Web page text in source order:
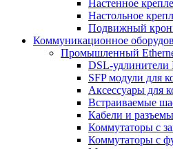
Настенное
Настольное
Подвижный
Коммуникационное
Промышленный
DSL-удлинители
SFP модули для
Аксессуары для
Встраиваемые
Кабели и
Коммутаторы с
Коммутаторы с